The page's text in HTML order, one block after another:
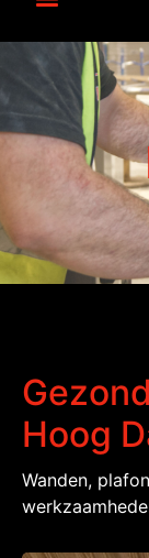
Hoog
Wanden,